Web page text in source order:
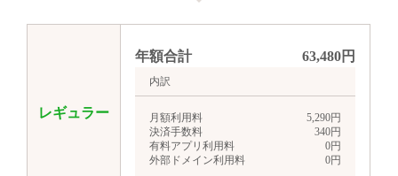
レギュラー
年額合計 63,480円
内訳
月額利用料 5,290円
決済手数料
340円
有料アプリ利用料
0円
外部ドメイン利用料
0円